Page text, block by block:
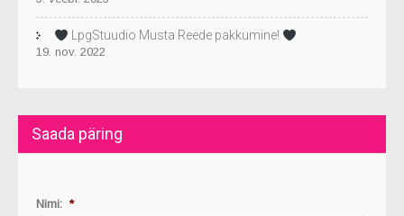
LpgStuudio Musta Reede pakkumine!
19. nov. 2022
Saada päring
Nimi: *